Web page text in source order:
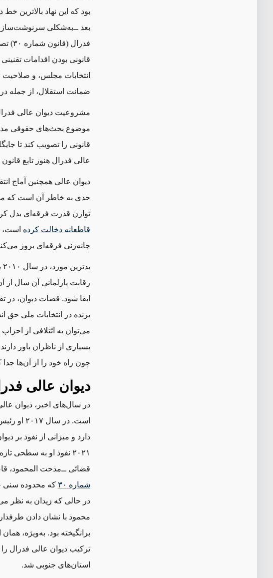
بود که این نهاد بالاترین
بعد ‌ــ‌به‌شکلی
قانونی بودن اقدامات تقنینی
انتخابات مجلس، و صلاحیت
ضمانت استقلال، از جمله
مشروعیت دیوان عالی
قانونی را تصویب کند تا
عالی فدرال هنوز تابع قانون شماره ۳۰ مصوب سال
دیوان عالی همچنین آماج
حدی به خاطر آن است که
توازن قدرت فرقه‌ای بدل
قاطعانه دخالت کرده است،
چانه‌زنی فرقه‌ای بروز
رقابت پارلمانی آن سال از
ابقا شود. قضات دیوان،
برنده در انتخابات ملی حق
می‌توان به ائتلافی از
بسیاری از ناظران باور
چون راه خود را از آن‌ها جدا
دیوان عالی
در سال‌های اخیر، دیوان
است. در
دارد و میزانی از نفوذ بر
۲۰۲۱ نفوذ او به سطحی
قضائی ‌ــ‌مدحت المحمود،
شماره
که محدوده سنی
در حالی که زیدان به نظر
محمود با نشان دادن
برانگیخته بود. به‌ویژه،
ترکیب دیوان عالی فدرال
استان‌های جنوبی شد.